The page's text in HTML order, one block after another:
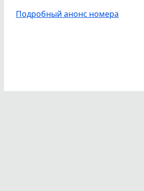
Подробный анонс номера